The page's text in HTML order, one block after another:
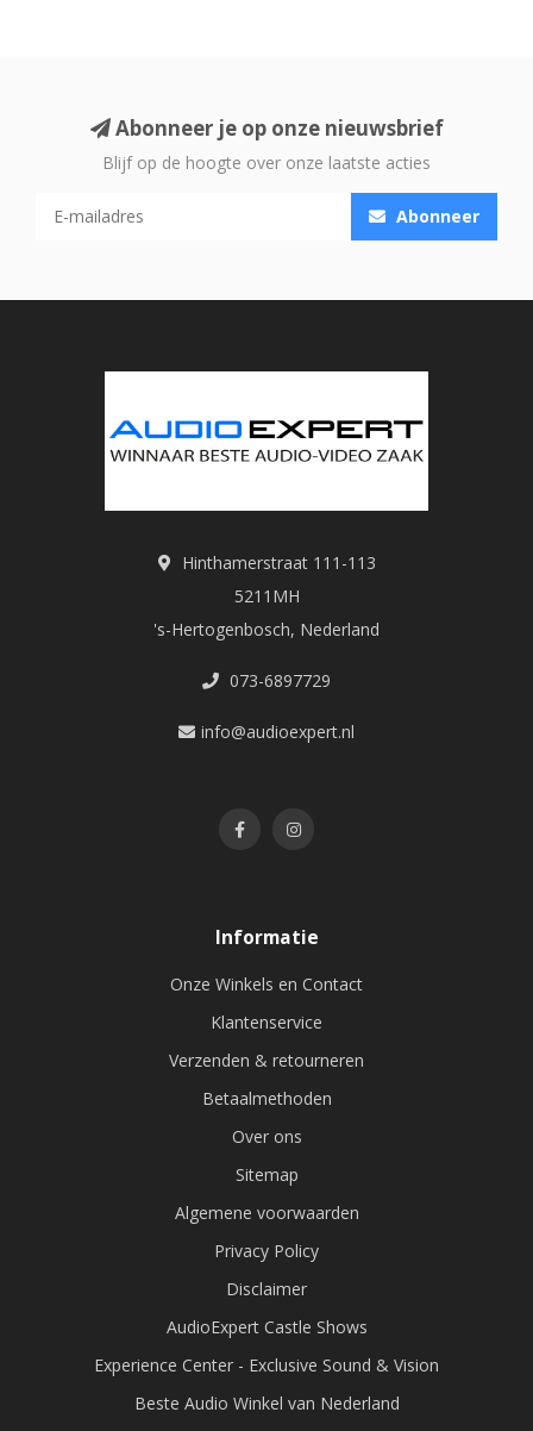
Abonneer je op onze nieuwsbrief
Blijf op de hoogte over onze laatste acties
Abonneer
Hinthamerstraat 111-113
5211MH
's-Hertogenbosch, Nederland
073-6897729
info@audioexpert.nl
Informatie
Onze Winkels en Contact
Klantenservice
Verzenden & retourneren
Betaalmethoden
Over ons
Sitemap
Algemene voorwaarden
Privacy Policy
Disclaimer
AudioExpert Castle Shows
Experience Center - Exclusive Sound & Vision
Beste Audio Winkel van Nederland